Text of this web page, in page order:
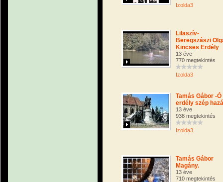
Izolda3
Lilaszív-
Beregszászi
Kincses Erdély
13 éve
770 megtekintés
Izolda3
Tamás Gábor -Ó
erdély szép
13 éve
938 megtekintés
Izolda3
Tamás Gábor
Magány.
13 éve
710 megtekintés